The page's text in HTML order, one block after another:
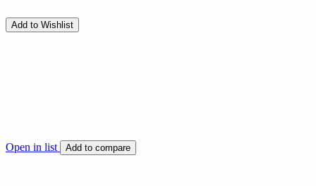
Add to Wishlist
Open in list Add to compare